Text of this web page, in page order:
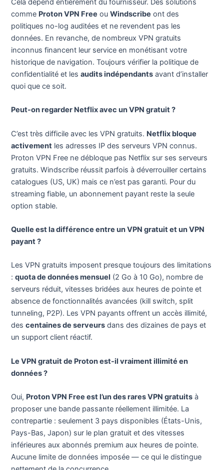
Cela dépend entièrement du fournisseur. Des solutions
comme Proton VPN Free ouWindscribe ont des
politiques no-log auditées et ne revendent pas les
données. En revanche, de nombreux VPN gratuits
inconnus financent leur service en monétisant votre
historique de navigation. Toujours vérifier la politique de
confidentialité et lesaudits indépendants avant d’installer
quoi que ce soit.
Peut-on regarder Netflix avec un VPN gratuit ?
C’est très difficile avec les VPN gratuits. Netflix bloque
activement les adresses IP des serveurs VPN connus.
Proton VPN Free ne débloque pas Netflix sur ses serveurs
gratuits. Windscribe réussit parfois à déverrouiller certains
catalogues (US, UK) mais ce n’est pas garanti. Pour du
streaming fiable, un abonnement payant reste la seule
option stable.
Quelle est la différence entre un VPN gratuit et un VPN
payant ?
Les VPN gratuits imposent presque toujours des limitations
:quota de données mensuel (2 Go à 10 Go), nombre de
serveurs réduit, vitesses bridées aux heures de pointe et
absence de fonctionnalités avancées (kill switch, split
tunneling, P2P). Les VPN payants offrent un accès illimité,
descentaines de serveurs dans des dizaines de pays et
un support client réactif.
Le VPN gratuit de Proton est-il vraiment illimité en
données ?
Oui, Proton VPN Free est l’un des rares VPN gratuits à
proposer une bande passante réellement illimitée. La
contrepartie : seulement 3 pays disponibles (États-Unis,
Pays-Bas, Japon) sur le plan gratuit et des vitesses
inférieures aux abonnés premium aux heures de pointe.
Aucune limite de données imposée — ce qui le distingue